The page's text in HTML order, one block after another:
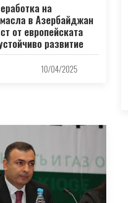
на
в Азербайджан
от европейската
развитие
10/04/2025